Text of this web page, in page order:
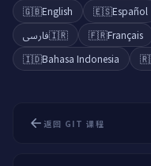
🇬🇧English 🇪🇸Español
🇮🇷فارسی 🇫🇷Français
🇮🇩Bahasa Indonesia
返回 GIT 课程